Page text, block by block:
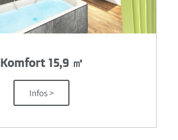
Komfort 15,9 ㎡
Infos >